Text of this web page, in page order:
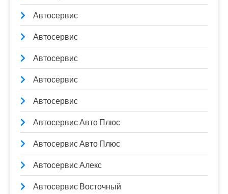
Автосервис
Автосервис
Автосервис
Автосервис
Автосервис
Автосервис Авто Плюс
Автосервис Авто Плюс
Автосервис Алекс
Автосервис Восточный